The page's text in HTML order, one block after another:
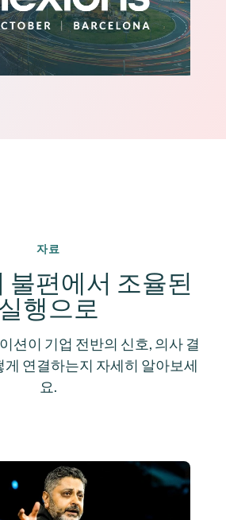
자료
불편에서 조율된
실행으로
션이 기업 전반의 신호, 의사 결
게 연결하는지 자세히 알아보세
요.